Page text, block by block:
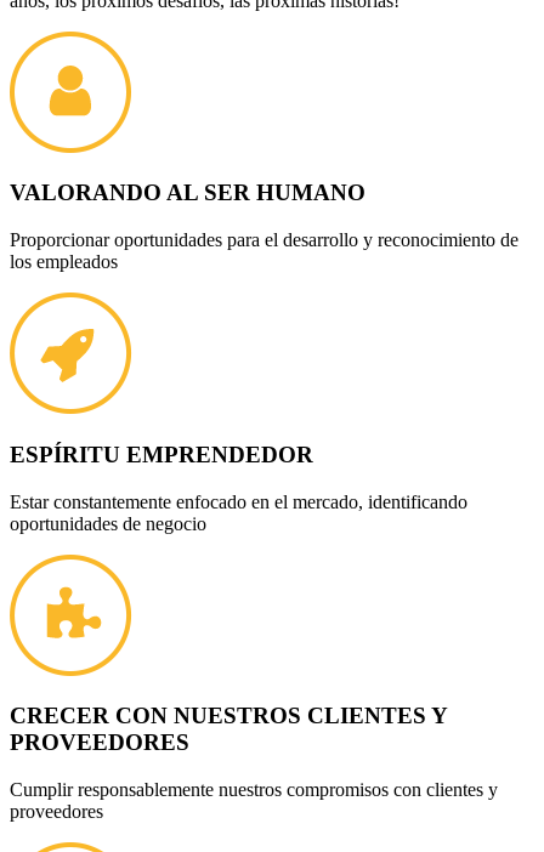
VALORANDO AL SER HUMANO
Proporcionar oportunidades para el desarrollo y reconocimiento de
los empleados
ESPÍRITU EMPRENDEDOR
Estar constantemente enfocado en el mercado, identificando
oportunidades de negocio
CRECER CON NUESTROS CLIENTES Y
PROVEEDORES
Cumplir responsablemente nuestros compromisos con clientes y
proveedores